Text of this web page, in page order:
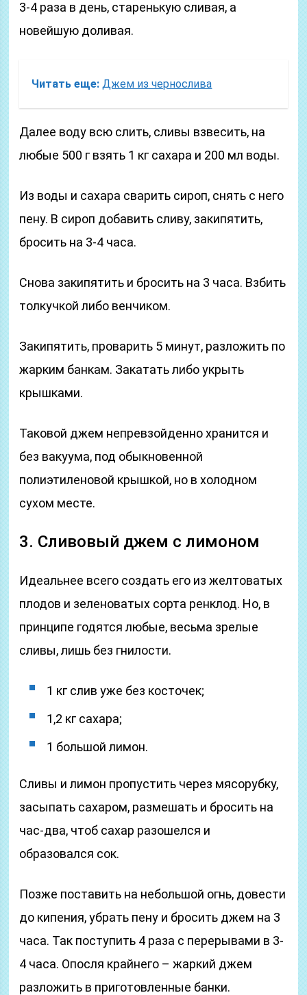
3-4 раза в день, старенькую сливая, а
новейшую доливая.
Читать еще: Джем из чернослива
Далее воду всю слить, сливы взвесить, на
любые 500 г взять 1 кг сахара и 200 мл воды.
Из воды и сахара сварить сироп, снять с него
пену. В сироп добавить сливу, закипятить,
бросить на 3-4 часа.
Снова закипятить и бросить на 3 часа. Взбить
толкучкой либо венчиком.
Закипятить, проварить 5 минут, разложить по
жарким банкам. Закатать либо укрыть
крышками.
Таковой джем непревзойденно хранится и
без вакуума, под обыкновенной
полиэтиленовой крышкой, но в холодном
сухом месте.
3. Сливовый джем с лимоном
Идеальнее всего создать его из желтоватых
плодов и зеленоватых сорта ренклод. Но, в
принципе годятся любые, весьма зрелые
сливы, лишь без гнилости.
1 кг слив уже без косточек;
1,2 кг сахара;
1 большой лимон.
Сливы и лимон пропустить через мясорубку,
засыпать сахаром, размешать и бросить на
час-два, чтоб сахар разошелся и
образовался сок.
Позже поставить на небольшой огнь, довести
до кипения, убрать пену и бросить джем на 3
часа. Так поступить 4 раза с перерывами в 3-
4 часа. Опосля крайнего – жаркий джем
разложить в приготовленные банки.